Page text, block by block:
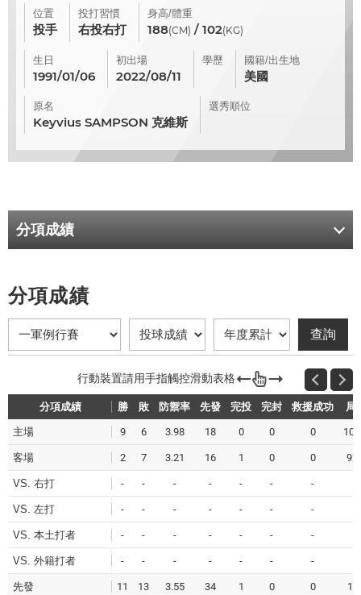
位置
投手
投打習慣
右投右打
身高/體重
188(CM) / 102(KG)
生日
1991/01/06
初出場
2022/08/11
學歷 國籍/出生地
美國
原名
Keyvius SAMPSON 克維斯
選秀順位
分項成績
分項成績
勝 敗 防禦率 先發 完投 完封 救援成功 局
分項成績 勝 敗 防禦率 先發 完投 完封 救援成功 局
主場 9 6 3.98 18 0 0 0
客場 2 7 3.21 16 1 0 0
VS. 右打 - - - - - - -
VS. 左打 - - - - - - -
VS. 本土打者 - - - - - - -
VS. 外籍打者 - - - - - - -
先發 11 13 3.55 34 1 0 0